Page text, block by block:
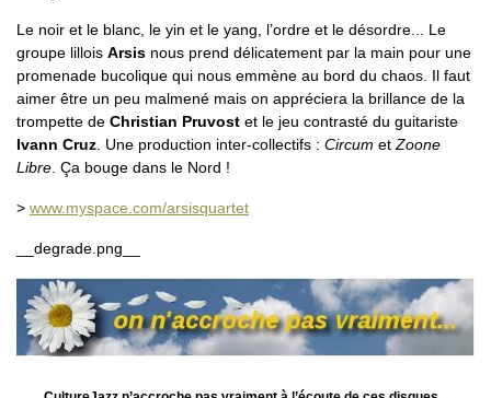
Le noir et le blanc, le yin et le yang, l’ordre et le désordre... Le
groupe lillois Arsis nous prend délicatement par la main pour une
promenade bucolique qui nous emmène au bord du chaos. Il faut
aimer être un peu malmené mais on appréciera la brillance de la
trompette de Christian Pruvost et le jeu contrasté du guitariste
Ivann Cruz. Une production inter-collectifs : Circum etZoone
Libre. Ça bouge dans le Nord !
> www.myspace.com/arsisquartet
__degrade.png__